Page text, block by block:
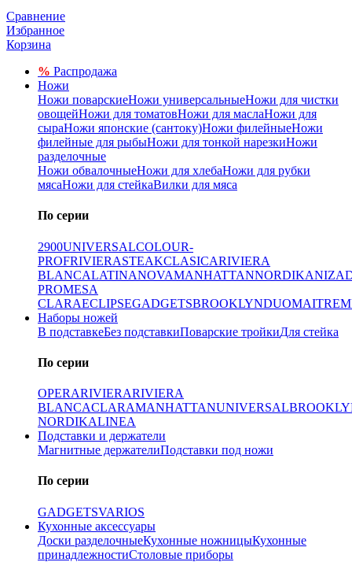
Сравнение
Избранное
Корзина
% Распродажа
Ножи
Ножи поварскиеНожи универсальныеНожи для чистки
овощейНожи для томатовНожи для маслаНожи для
сыраНожи японские (сантоку)Ножи филейныеНожи
филейные для рыбыНожи для тонкой нарезкиНожи
разделочные
Ножи обвалочныеНожи для хлебаНожи для рубки
мясаНожи для стейкаВилки для мяса
По серии
2900UNIVERSALCOLOUR-
PROFRIVIERASTEAKCLASICARIVIERA
BLANCALATINANOVAMANHATTANNORDIKANIZA
PROMESA
CLARAECLIPSEGADGETSBROOKLYNDUOMAITRE
Наборы ножей
В подставкеБез подставкиПоварские тройкиДля стейка
По серии
OPERARIVIERARIVIERA
BLANCACLARAMANHATTANUNIVERSAL
NORDIKALINEA
Подставки и держатели
Магнитные держателиПодставки под ножи
По серии
GADGETSVARIOS
Кухонные аксессуары
Доски разделочныеКухонные ножницыКухонные
принадлежностиСтоловые приборы